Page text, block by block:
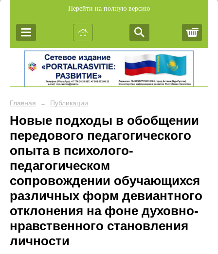
Перейти на полную версию
Главная → Публикации
Новые подходы в обобщении
передового педагогического
опыта в психолого-
педагогическом
сопровождении обучающихся
различных форм девиантного
отклонения на фоне духовно-
нравственного становления
личности